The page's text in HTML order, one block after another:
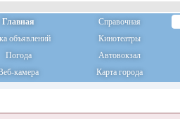
Главная
Справочная
объявлений
Кинотеатры
Погода
Автовокзал
камера
Карта города